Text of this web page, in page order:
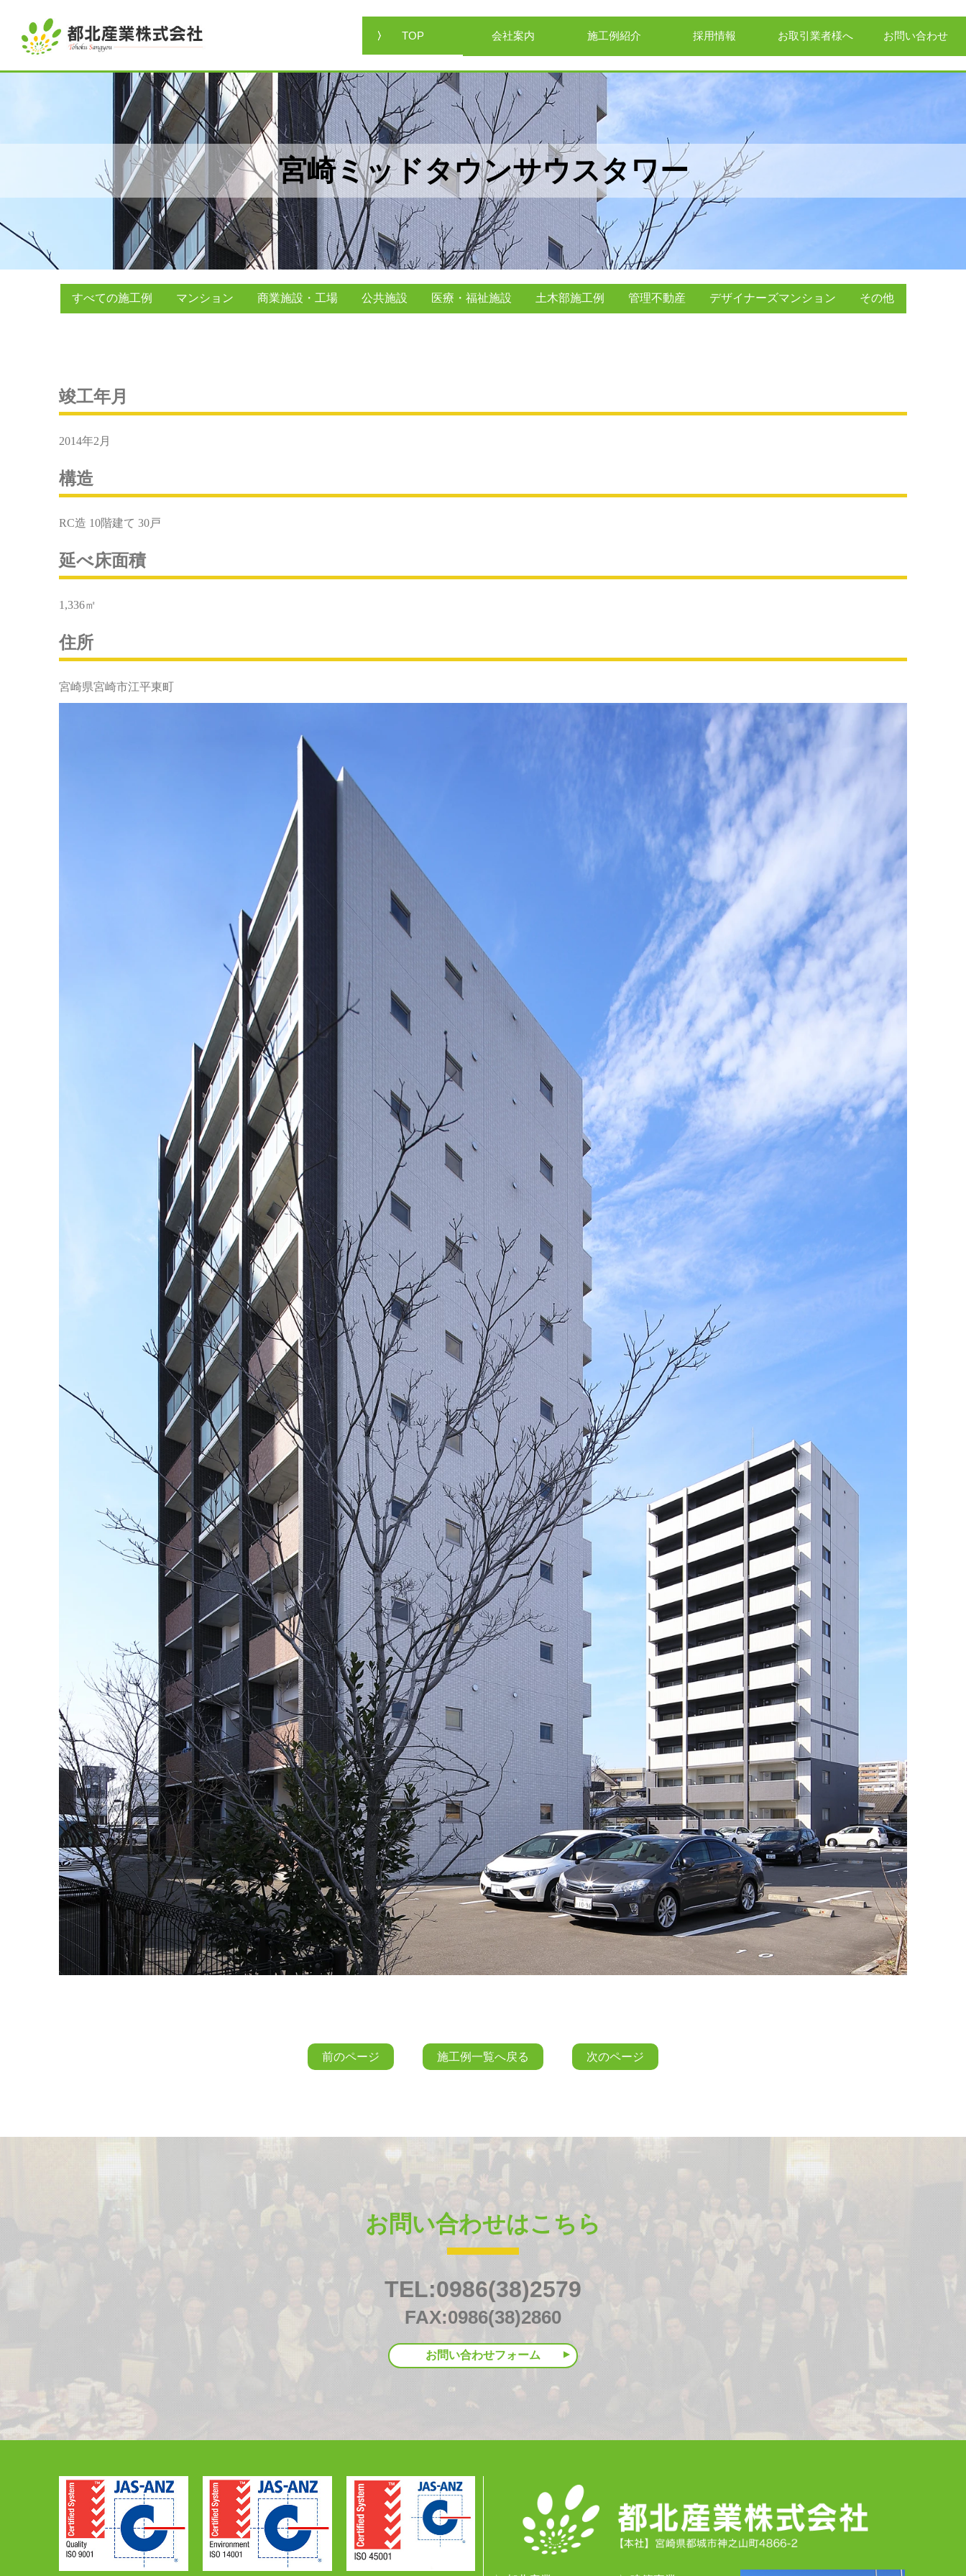
TOP 会社案内 施工例紹介 採用情報 お取引業者様へ お問い合わせ
宮崎ミッドタウンサウスタワー
すべての施工例 マンション 商業施設・工場 公共施設 医療・福祉施設 土木部施工例 管理不動産 デザイナーズマンション その他
竣工年月
2014年2月
構造
RC造 10階建て 30戸
延べ床面積
1,336㎡
住所
宮崎県宮崎市江平東町
前のページ 施工例一覧へ戻る 次のページ
お問い合わせはこちら
TEL:0986(38)2579
FAX:0986(38)2860
お問い合わせフォーム